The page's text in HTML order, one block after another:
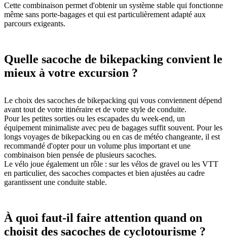
Cette combinaison permet d'obtenir un système stable qui fonctionne
même sans porte-bagages et qui est particulièrement adapté aux
parcours exigeants.
Quelle sacoche de bikepacking convient le
mieux à votre excursion ?
Le choix des sacoches de bikepacking qui vous conviennent dépend
avant tout de votre itinéraire et de votre style de conduite.
Pour les petites sorties ou les escapades du week-end, un
équipement minimaliste avec peu de bagages suffit souvent. Pour les
longs voyages de bikepacking ou en cas de météo changeante, il est
recommandé d'opter pour un volume plus important et une
combinaison bien pensée de plusieurs sacoches.
Le vélo joue également un rôle : sur les vélos de gravel ou les VTT
en particulier, des sacoches compactes et bien ajustées au cadre
garantissent une conduite stable.
À quoi faut-il faire attention quand on
choisit des sacoches de cyclotourisme ?